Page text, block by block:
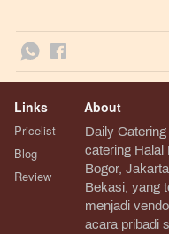
Links
Pricelist
Blog
Review
About
Daily
catering Halal
Bogor,
Bekasi, yang
menjadi
acara pribadi